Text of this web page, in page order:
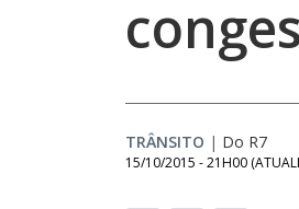
TRÂNSITO | Do R7
15/10/2015 - 21H00